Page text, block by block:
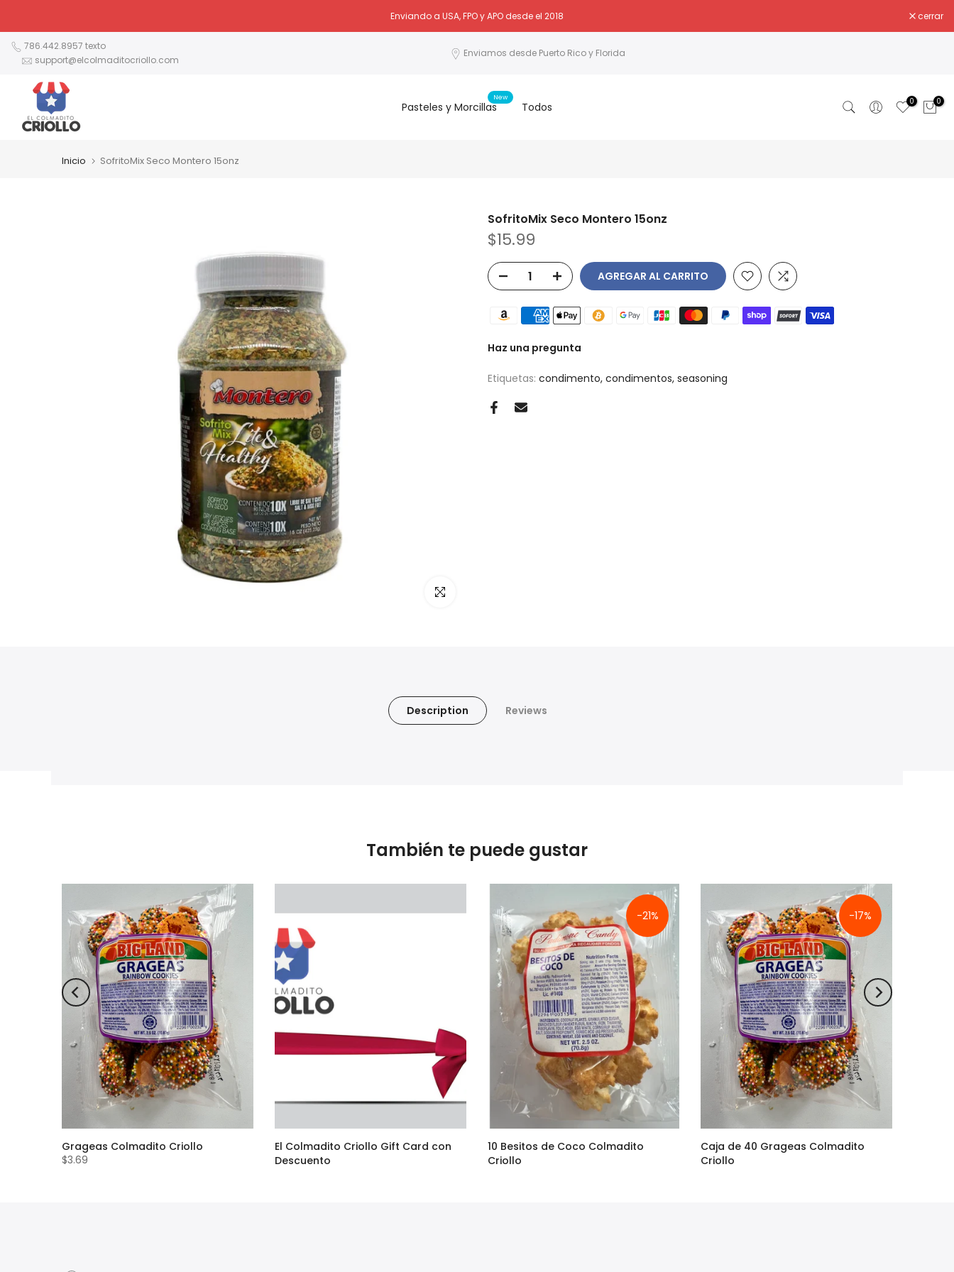
al
contenido
Enviando a USA, FPO y APO desde el 2018 cerrar
786.442.8957 texto
support@elcolmaditocriollo.com
Enviamos desde Puerto Rico y Florida
Pasteles y Morcillas
New
Todos 0 0
Inicio SofritoMix Seco Montero 15onz
Haz clic para ampliar
SofritoMix Seco Montero 15onz
$15.99
AGREGAR AL CARRITO
Haz una pregunta
Etiquetas: condimento condimentos seasoning
Description Reviews
También te puede gustar
Grageas Colmadito Criollo
$3.69
El Colmadito Criollo Gift Card con
Descuento
-21%
10 Besitos de Coco Colmadito
Criollo
-17%
Caja de 40 Grageas Colmadito
Criollo